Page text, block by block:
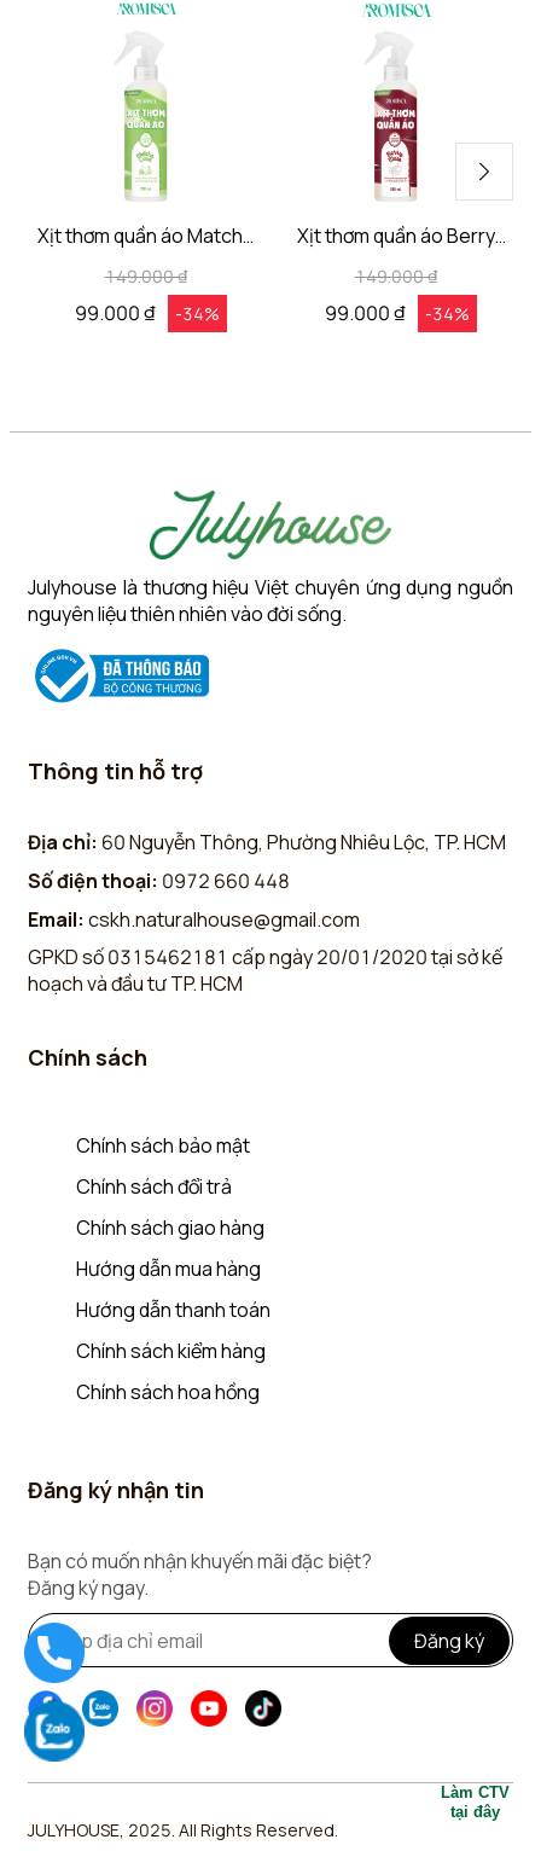
Xịt thơm quần áo Matcha
Cloud Aromisca
149.000 ₫
99.000 ₫ -34%
Xịt thơm quần áo Berry
Muse Aromisca
149.000 ₫
99.000 ₫ -34%
JULYHOUSE, 2025. All Rights Reserved.
Julyhouse là thương hiệu Việt chuyên ứng dụng nguồn
nguyên liệu thiên nhiên vào đời sống.
Chính sách
Chính sách bảo mật
Chính sách đổi trả
Chính sách giao hàng
Hướng dẫn mua hàng
Hướng dẫn thanh toán
Chính sách kiểm hàng
Chính sách hoa hồng
Đăng ký nhận tin
Bạn có muốn nhận khuyến mãi đặc biệt?
Đăng ký ngay.
Đăng ký
Làm CTV
tại đây
Số điện thoại: 0972 660 448
Thông tin hỗ trợ
Địa chỉ: 60 Nguyễn Thông, Phường Nhiêu Lộc, TP. HCM
GPKD số 0315462181 cấp ngày 20/01/2020 tại sở kế
hoạch và đầu tư TP. HCM
Email: cskh.naturalhouse@gmail.com